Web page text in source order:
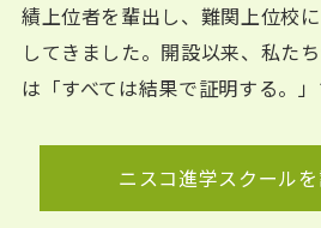
績上位者を輩出し、難関上位校
してきました。開設以来、私た
は「すべては結果で証明する。」
ニスコ進学スクール